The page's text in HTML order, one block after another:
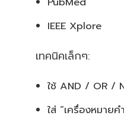
IEEE Xplore
เทคนิคเล็กๆ:
ใช้ AND / OR /
ใส่ “เครื่องหมาย